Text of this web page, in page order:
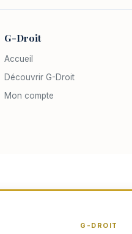
G-Droit
Accueil
Découvrir G-Droit
Mon compte
G-DROIT